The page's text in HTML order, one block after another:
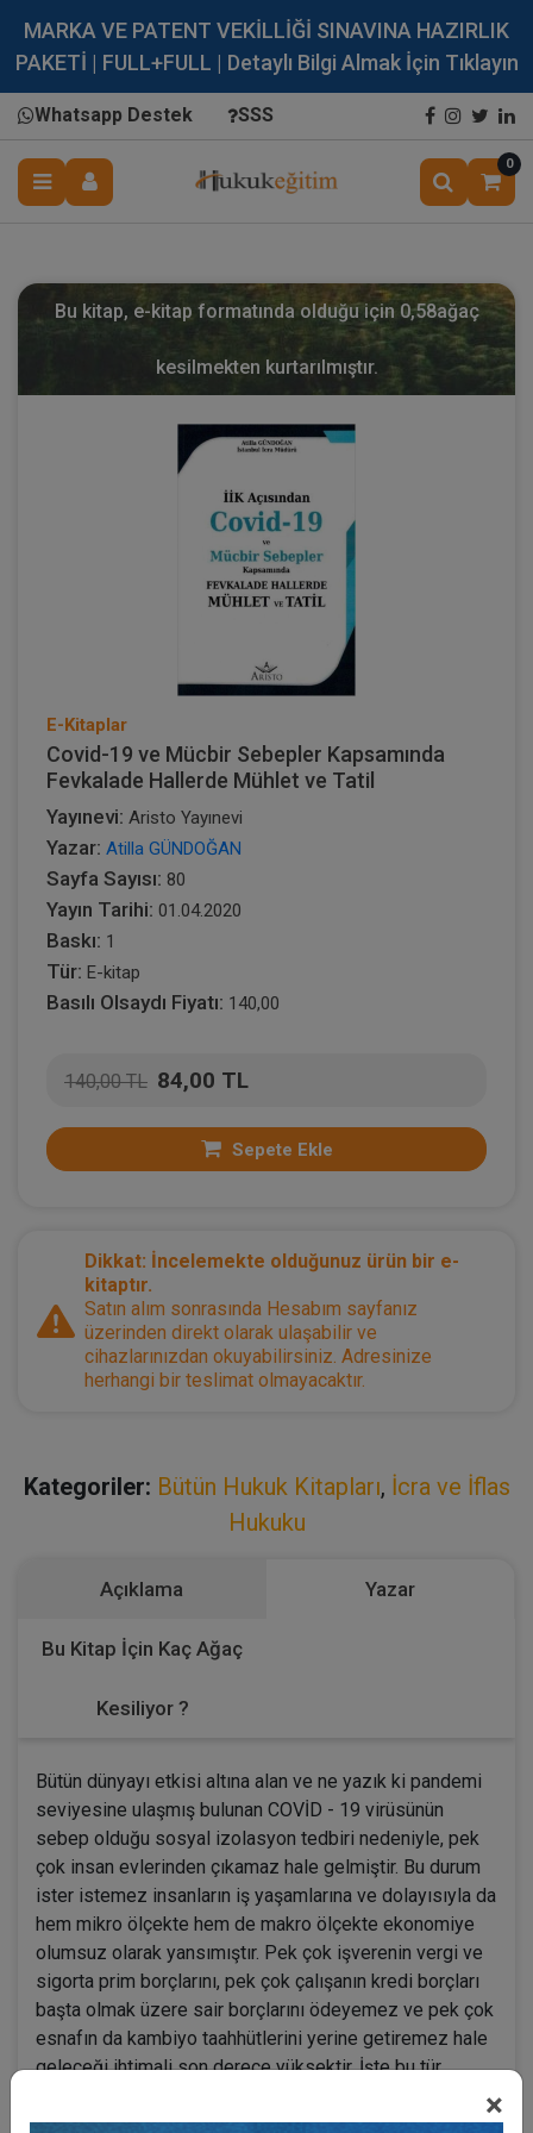
MARKA VE PATENT VEKİLLİĞİ SINAVINA HAZIRLIK
PAKETİ | FULL+FULL | Detaylı Bilgi Almak İçin Tıklayın
Whatsapp Destek SSS
0
×
Bu kitap, e-kitap formatında olduğu için 0,58ağaç
kesilmekten kurtarılmıştır.
E-Kitaplar
Covid-19 ve Mücbir Sebepler Kapsamında
Fevkalade Hallerde Mühlet ve Tatil
Yayınevi: Aristo Yayınevi
Yazar: Atilla GÜNDOĞAN
Sayfa Sayısı: 80
Yayın Tarihi: 01.04.2020
Baskı: 1
Tür: E-kitap
Basılı Olsaydı Fiyatı: 140,00
140,00 TL 84,00 TL
Sepete Ekle
Dikkat: İncelemekte olduğunuz ürün bir e-
kitaptır.
Satın alım sonrasında Hesabım sayfanız
üzerinden direkt olarak ulaşabilir ve
cihazlarınızdan okuyabilirsiniz. Adresinize
herhangi bir teslimat olmayacaktır.
Kategoriler: Bütün Hukuk Kitapları, İcra ve İflas
Hukuku
Açıklama Yazar
Bu Kitap İçin Kaç Ağaç
Kesiliyor ?
Bütün dünyayı etkisi altına alan ve ne yazık ki pandemi
seviyesine ulaşmış bulunan COVİD - 19 virüsünün
sebep olduğu sosyal izolasyon tedbiri nedeniyle, pek
çok insan evlerinden çıkamaz hale gelmiştir. Bu durum
ister istemez insanların iş yaşamlarına ve dolayısıyla da
hem mikro ölçekte hem de makro ölçekte ekonomiye
olumsuz olarak yansımıştır. Pek çok işverenin vergi ve
sigorta prim borçlarını, pek çok çalışanın kredi borçları
başta olmak üzere sair borçlarını ödeyemez ve pek çok
esnafın da kambiyo taahhütlerini yerine getiremez hale
geleceği ihtimali son derece yüksektir. İşte bu tür
vatandaşlarının üzerindeki ekonomik yükün bir nebze